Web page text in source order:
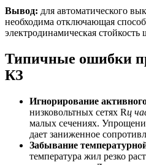
Вывод: для автоматического
необходима отключающая
электродинамическая
Типичные ошибки
КЗ
Игнорирование
низковольтных сетях Rц
малых сечениях.
дает заниженное
Забывание
температура жил резко